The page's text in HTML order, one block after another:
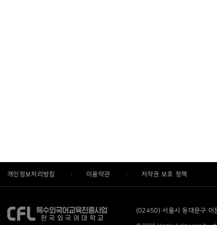
개인정보처리방침 이용약관 저작권 보호 정책
(02450) 서울시 동대문구